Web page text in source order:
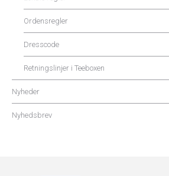
Ordensregler
Dresscode
Retningslinjer i Teeboxen
Nyheder
Nyhedsbrev